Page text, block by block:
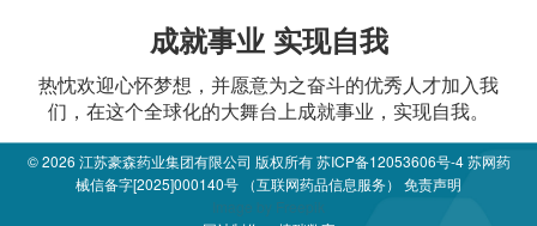
成就事业 实现自我
热忱欢迎心怀梦想，并愿意为之奋斗的优秀人才加入我
们，在这个全球化的大舞台上成就事业，实现自我。
© 2026 江苏豪森药业集团有限公司 版权所有苏ICP备12053606号-4苏网药
械信备字[2025]000140号 （互联网药品信息服务） 免责声明
Image by Freepik